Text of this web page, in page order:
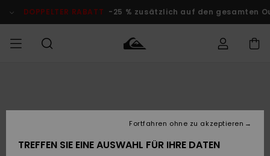
Produktinformation
DOPPELTER RABATT -25 % zusätzlich auf den gesamten
Accessoires
Accessoires
FRAUEN
Brandneu
Kinder
Snow Shop
Kinder
KINDER
TREFFEN SIE EINE AUSWAHL FÜR IHRE DATEN
Fortfahren ohne zu akzeptieren